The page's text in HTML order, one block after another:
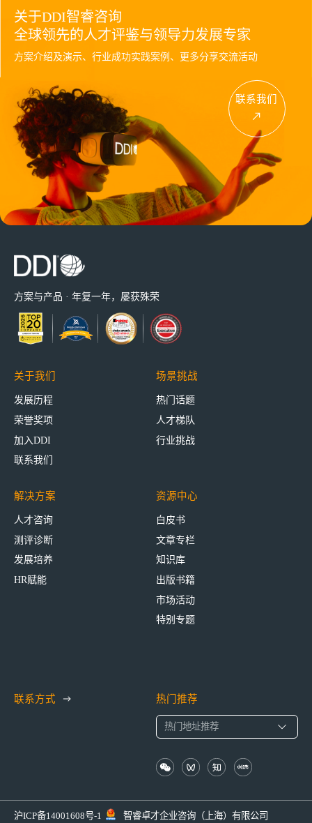
关于DDI智睿咨询
全球领先的人才评鉴与领导力发展专家
方案介绍及演示、行业成功实践案例、更多分享交流活动
联系我们
方案与产品 · 年复一年，屡获殊荣
关于我们
发展历程
荣誉奖项
加入DDI
联系我们
场景挑战
热门话题
人才梯队
行业挑战
解决方案
人才咨询
测评诊断
发展培养
HR赋能
资源中心
白皮书
文章专栏
知识库
出版书籍
市场活动
特别专题
联系方式 热门推荐
沪ICP备14001608号-1 智睿卓才企业咨询（上海）有限公司